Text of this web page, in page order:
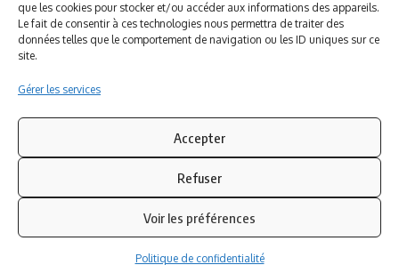
que les cookies pour stocker et/ou accéder aux informations des appareils.
Le fait de consentir à ces technologies nous permettra de traiter des
données telles que le comportement de navigation ou les ID uniques sur ce
site.
Gérer les services
Accepter
Refuser
Voir les préférences
Politique de confidentialité
PARTENAIRES